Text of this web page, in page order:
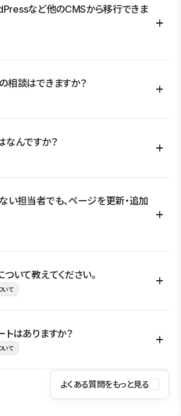
サービスサイト、LP、採用サイト、ブロ
トサイト、店舗・商品紹介サイト、ポートフ
できます。
など他のCMSから移行できま
成やコンテンツ、URLを整理したうえで、
形で移行できます。 WordPressの場合は、
設定がそのまま移行されるわけではないた
成やデザイン、CMS設計、URL・リダイレク
相談はできますか？
大きいサイトや、複数部門での運用、権限管
、既存システムとの連携など、個別の要件が
合わせください。
なんですか？
ョン履歴の期間、CMS利用数の上限、権限
ンごとに異なります。詳しくは料金プランペ
い担当者でも、ページを更新・追加
ネントを活用して更新範囲を設計しておく
しにくい状態で運用できます。 さらにコン
響を与えずに更新作業を進めやすくなりま
いて教えてください。
いて
トやサービスを安全に利用できるよう、通信
、アクセス管理、脆弱性対策など、複数の観
暗号化に対応しており、悪質なスクリプトの
トはありますか？
いて
ては、ヘルプセンターでご確認いただけま
よくある質問をもっと見る